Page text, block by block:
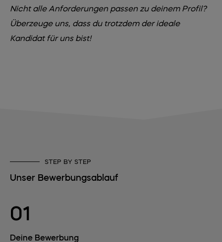
Nicht alle Anforderungen passen zu deinem Profil?
Überzeuge uns, dass du trotzdem der ideale
Kandidat für uns bist!
STEP BY STEP
Unser Bewerbungsablauf
01
Deine Bewerbung